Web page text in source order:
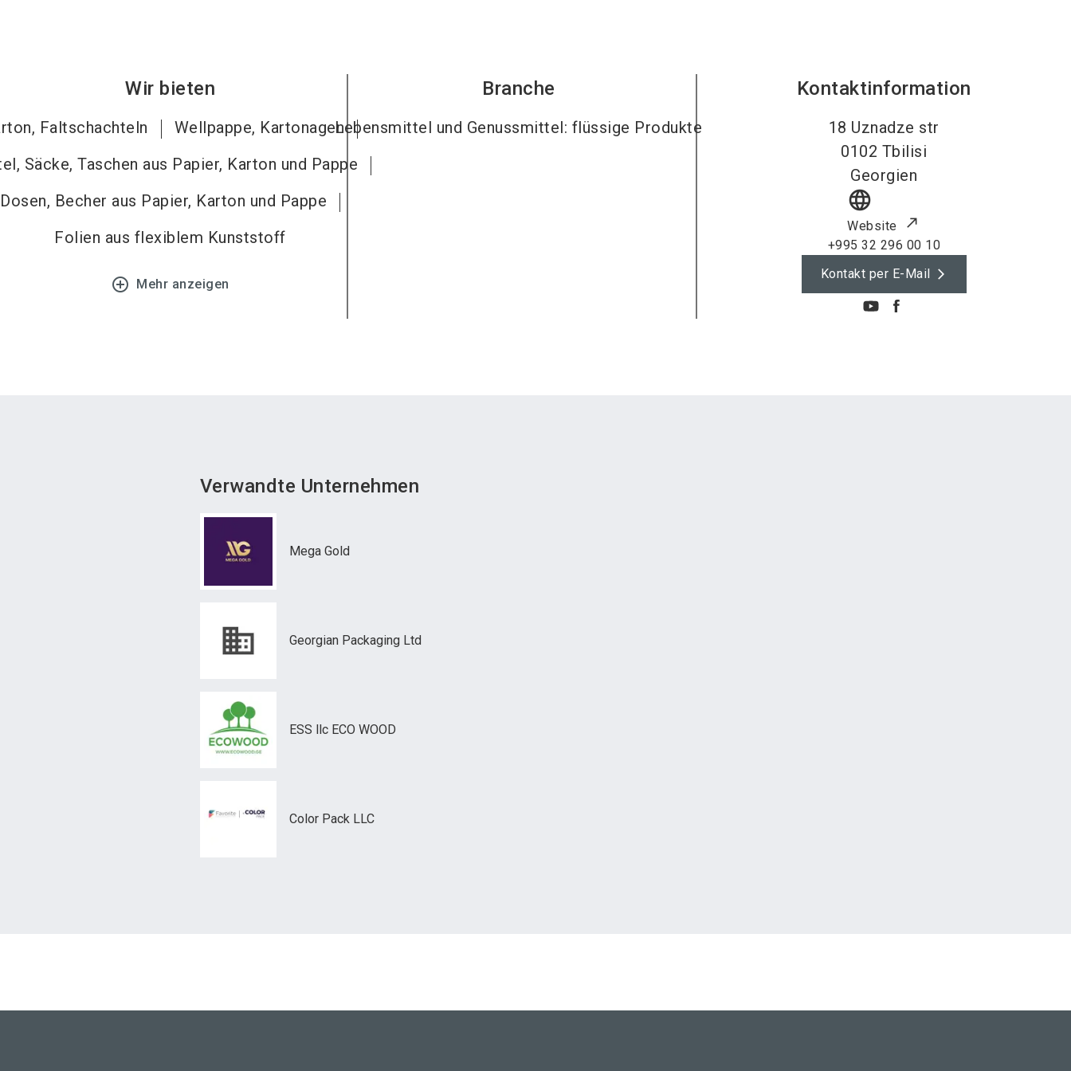
Wir bieten
Faltschachteln
Wellpappe, Kartonagen
Säcke, Taschen aus Papier, Karton und Pappe
Dosen, Becher aus Papier, Karton und Pappe
Folien aus flexiblem Kunststoff
add_circle_outline Mehr anzeigen
Branche
Lebensmittel und Genussmittel: flüssige Produkte
Kontaktinformation
18 Uznadze str
0102 Tbilisi
Georgien
language
Website
+995 32 296 00 10
Kontakt per E-Mail
Verwandte Unternehmen
Mega Gold
Georgian Packaging Ltd
ESS llc ECO WOOD
Color Pack LLC